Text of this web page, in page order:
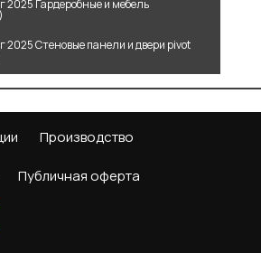
2025 Гардеробные и мебель
2025 Стеновые панели и двери pivot
Производство
Публичная оферта